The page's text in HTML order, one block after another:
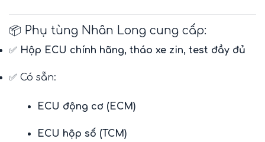
📦 Phụ tùng Nhân Long cung cấp:
✅ Hộp ECU chính hãng, tháo xe zin, test đầy đủ
✅ Có sẵn:
ECU động cơ (ECM)
ECU hộp số (TCM)